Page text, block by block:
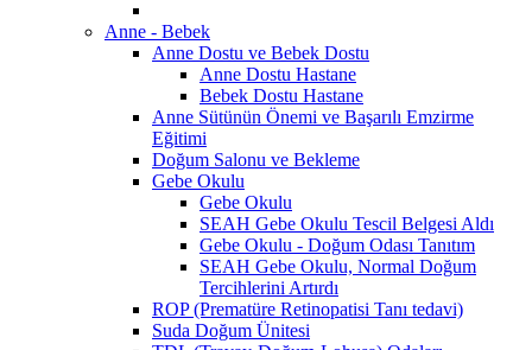
Anne - Bebek
Anne Dostu ve Bebek Dostu
Anne Dostu Hastane
Bebek Dostu Hastane
Anne Sütünün Önemi ve Başarılı Emzirme
Eğitimi
Doğum Salonu ve Bekleme
Gebe Okulu
Gebe Okulu
SEAH Gebe Okulu Tescil Belgesi Aldı
Gebe Okulu - Doğum Odası Tanıtım
SEAH Gebe Okulu, Normal Doğum
Tercihlerini Artırdı
ROP (Prematüre Retinopatisi Tanı tedavi)
Suda Doğum Ünitesi